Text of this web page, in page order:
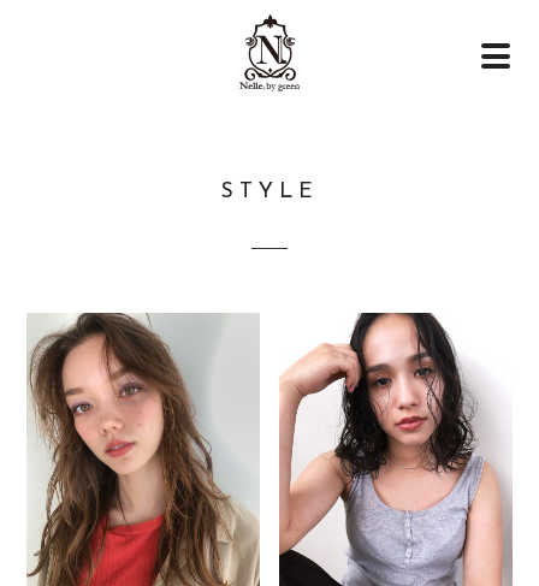
STYLE